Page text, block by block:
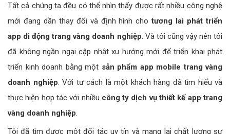
Tất cả chúng ta đều có thể nhìn thấy được rất nhiều công nghệ
mới đang dần thay đổi và định hình chotương lai phát triển
app di động trang vàng doanh nghiệp . Và tôi cũng vậy nên tôi
đã không ngần ngại cập nhật xu hướng mới để triển khai phát
triển kinh doanh bằng một sản phẩm app mobile trang vàng
doanh nghiệp . Với tư cách là một khách hàng đã tìm hiểu và
thực hiện hợp tác với nhiều công ty dịch vụ thiết kế app trang
vàng doanh nghiệp
Tôi đã tìm được một đối tác uy tín và mang lại chất lượng sự